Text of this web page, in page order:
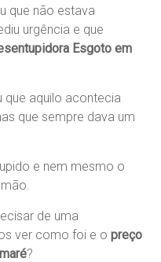
que não estava
urgência e que
Esgoto em
que aquilo acontecia
que sempre dava um
e nem mesmo o
de uma
ver como foi e opreço
?